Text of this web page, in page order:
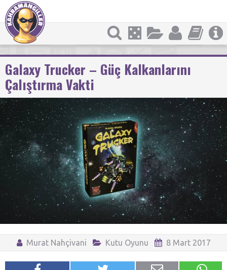
Galaxy Trucker – Güç Kalkanlarını
Çalıştırma Vakti
Murat Nahçivani Kutu Oyunu 8 Mart 2017